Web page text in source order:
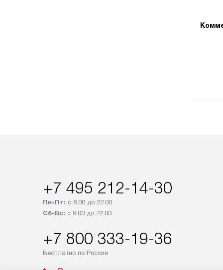
+7 495 212-14-30
Пн-Пт: с 8:00 до 22:00
Сб-Вс: с 9:00 до 22:00
+7 800 333-19-36
Бесплатно по России